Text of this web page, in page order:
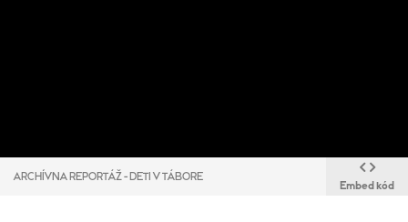
ARCHÍVNA REPORTÁŽ - DETI V TÁBORE
Embed kód